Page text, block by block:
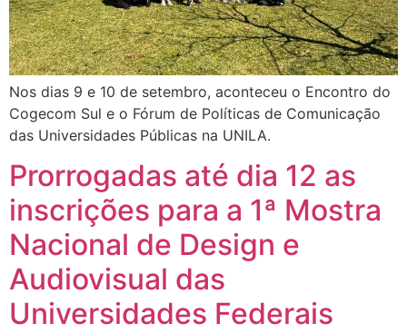
Nos dias 9 e 10 de setembro, aconteceu o Encontro do
Cogecom Sul e o Fórum de Políticas de Comunicação
das Universidades Públicas na UNILA.
Prorrogadas até dia 12 as
inscrições para a 1ª Mostra
Nacional de Design e
Audiovisual das
Universidades Federais